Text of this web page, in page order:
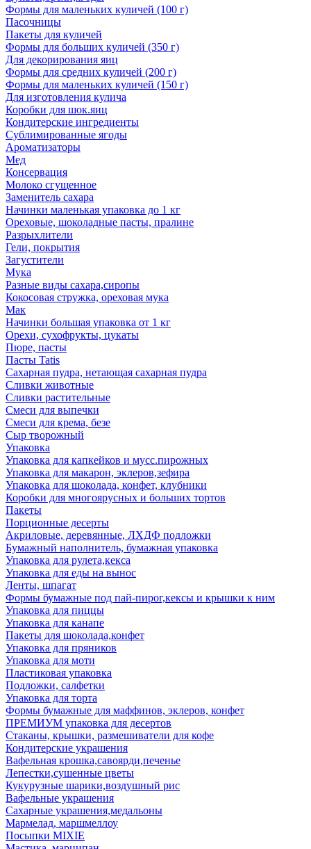
Формы для маленьких куличей (100 г)
Пасочницы
Пакеты для куличей
Формы для больших куличей (350 г)
Для декорирования яиц
Формы для средних куличей (200 г)
Формы для маленьких куличей (150 г)
Для изготовления кулича
Коробки для шок.яиц
Кондитерские ингредиенты
Сублимированные ягоды
Ароматизаторы
Мед
Консервация
Молоко сгущенное
Заменитель сахара
Начинки маленькая упаковка до 1 кг
Ореховые, шоколадные пасты, пралине
Разрыхлители
Гели, покрытия
Загустители
Мука
Разные виды сахара,сиропы
Кокосовая стружка, ореховая мука
Мак
Начинки большая упаковка от 1 кг
Орехи, сухофрукты, цукаты
Пюре, пасты
Пасты Tatis
Сахарная пудра, нетающая сахарная пудра
Сливки животные
Сливки растительные
Смеси для выпечки
Смеси для крема, безе
Сыр творожный
Упаковка
Упаковка для капкейков и мусс.пирожных
Упаковка для макарон, эклеров,зефира
Упаковка для шоколада, конфет, клубники
Коробки для многоярусных и больших тортов
Пакеты
Порционные десерты
Акриловые, деревянные, ЛХДФ подложки
Бумажный наполнитель, бумажная упаковка
Упаковка для рулета,кекса
Упаковка для еды на вынос
Ленты, шпагат
Формы бумажные под пай-пирог,кексы и крышки к ним
Упаковка для пиццы
Упаковка для канапе
Пакеты для шоколада,конфет
Упаковка для пряников
Упаковка для моти
Пластиковая упаковка
Подложки, салфетки
Упаковка для торта
Формы бумажные для маффинов, эклеров, конфет
ПРЕМИУМ упаковка для десертов
Стаканы, крышки, размешиватели для кофе
Кондитерские украшения
Вафельная крошка,савоярди,печенье
Лепестки,сушенные цветы
Кукурузные шарики,воздушный рис
Вафельные украшения
Сахарные украшения,медальоны
Мармелад, маршмеллоу
Посыпки MIXIE